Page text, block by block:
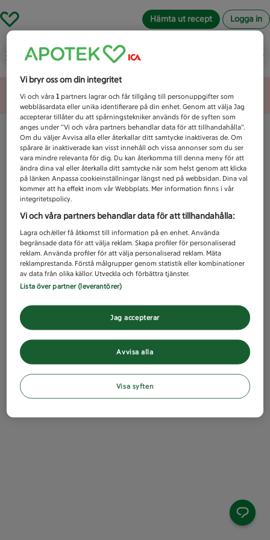
Hämta ut recept Logga in
Vad letar du efter idag?
Unknown error
Vi bryr oss om din integritet
Vi och våra1 partners lagrar och får tillgång till personuppgifter som
webbläsardata eller unika identifierare på din enhet. Genom att välja Jag
accepterar tillåter du att spårningstekniker används för de syften som
anges under ”Vi och våra partners behandlar data för att tillhandahålla”.
Om du väljer Avvisa alla eller återkallar ditt samtycke inaktiveras de. Om
spårare är inaktiverade kan visst innehåll och vissa annonser som du ser
vara mindre relevanta för dig. Du kan återkomma till denna meny för att
ändra dina val eller återkalla ditt samtycke när som helst genom att klicka
på länken Anpassa cookieinställningar längst ned på webbsidan. Dina val
kommer att ha effekt inom vår Webbplats. Mer information finns i vår
integritetspolicy.
Vi och våra partners behandlar data för att tillhandahålla:
Lagra och/eller få åtkomst till information på en enhet. Använda
begränsade data för att välja reklam. Skapa profiler för personaliserad
reklam. Använda profiler för att välja personaliserad reklam. Mäta
reklamprestanda. Förstå målgrupper genom statistik eller kombinationer
av data från olika källor. Utveckla och förbättra tjänster.
Lista över partner (leverantörer)
Avvisa alla
Jag accepterar
Visa syften